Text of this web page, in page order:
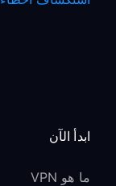
ابدأ الآن
ما هو VPN